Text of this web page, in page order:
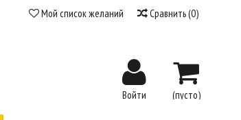
Сравнить(0)
Мой список желаний
(пусто)
Войти